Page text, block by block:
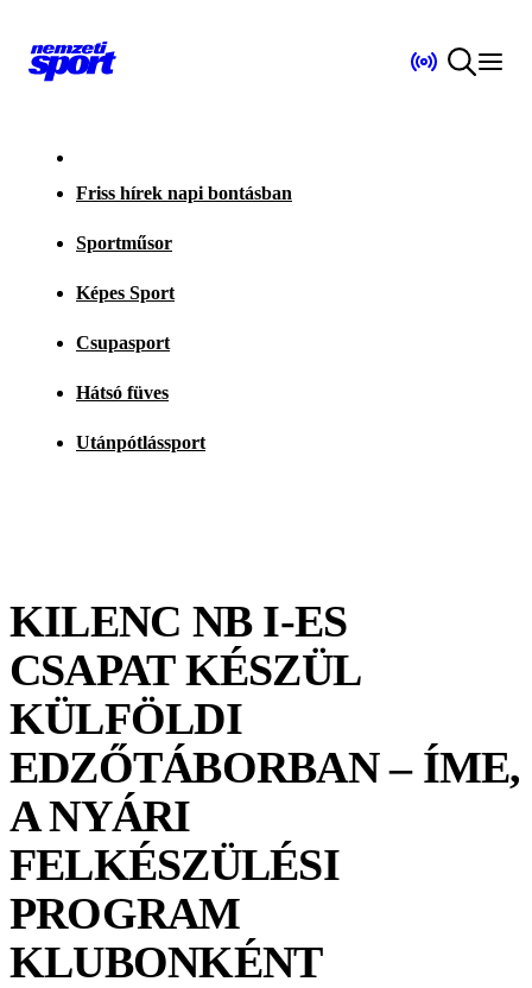
Friss hírek napi bontásban
Sportműsor
Képes Sport
Csupasport
Hátsó füves
Utánpótlássport
KILENC NB I-ES
CSAPAT KÉSZÜL
KÜLFÖLDI
EDZŐTÁBORBAN – ÍME,
A NYÁRI
FELKÉSZÜLÉSI
PROGRAM
KLUBONKÉNT